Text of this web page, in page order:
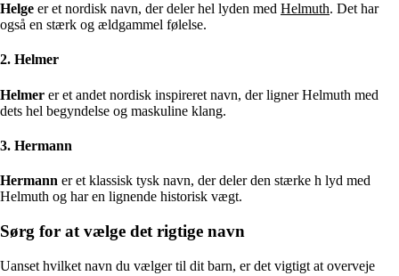
Helge er et nordisk navn, der deler hel lyden med Helmuth. Det har
også en stærk og ældgammel følelse.
2. Helmer
Helmer er et andet nordisk inspireret navn, der ligner Helmuth med
dets hel begyndelse og maskuline klang.
3. Hermann
Hermann er et klassisk tysk navn, der deler den stærke h lyd med
Helmuth og har en lignende historisk vægt.
Sørg for at vælge det rigtige navn
Uanset hvilket navn du vælger til dit barn, er det vigtigt at overveje